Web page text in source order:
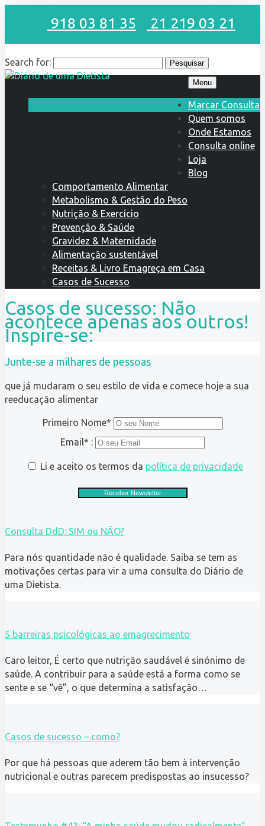
918 03 81 35 21 219 03 21
Search for:
Menu
Marcar Consulta
Quem somos
Onde Estamos
Consulta online
Loja
Blog
Comportamento Alimentar
Metabolismo & Gestão do Peso
Nutrição & Exercício
Prevenção & Saúde
Gravidez & Maternidade
Alimentação sustentável
Receitas & Livro Emagreça em Casa
Casos de Sucesso
Casos de sucesso: Não
acontece apenas aos outros!
Inspire-se:
Junte-se a milhares de pessoas
que já mudaram o seu estilo de vida e comece hoje a sua
reeducação alimentar
Primeiro Nome*
Email* :
Li e aceito os termos da política de privacidade
Consulta DdD: SIM ou NÃO?
Para nós quantidade não é qualidade. Saiba se tem as
motivações certas para vir a uma consulta do Diário de
uma Dietista.
5 barreiras psicológicas ao emagrecimento
Caro leitor, É certo que nutrição saudável é sinónimo de
saúde. A contribuir para a saúde está a forma como se
sente e se “vê”, o que determina a satisfação…
Casos de sucesso – como?
Por que há pessoas que aderem tão bem à intervenção
nutricional e outras parecem predispostas ao insucesso?